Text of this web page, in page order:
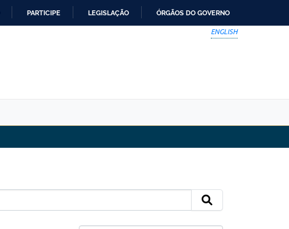
PARTICIPE LEGISLAÇÃO ÓRGÃOS DO GOVERNO
ENGLISH